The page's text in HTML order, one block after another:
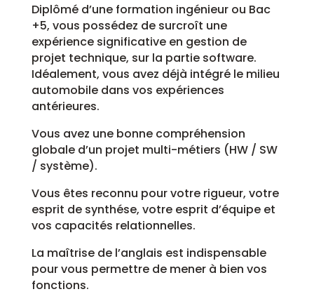
Diplômé d’une formation ingénieur ou Bac
+5, vous possédez de surcroît une
expérience significative en gestion de
projet technique, sur la partie software.
Idéalement, vous avez déjà intégré le milieu
automobile dans vos expériences
antérieures.
Vous avez une bonne compréhension
globale d’un projet multi-métiers (HW / SW
/ système).
Vous êtes reconnu pour votre rigueur, votre
esprit de synthése, votre esprit d’équipe et
vos capacités relationnelles.
La maîtrise de l’anglais est indispensable
pour vous permettre de mener à bien vos
fonctions.